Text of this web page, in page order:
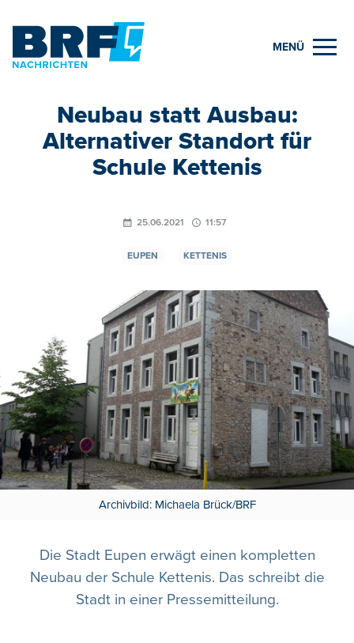
MENÜ
Neubau statt Ausbau:
Alternativer Standort für
Schule Kettenis
25.06.2021 11:57
EUPEN KETTENIS
Archivbild: Michaela Brück/BRF
Die Stadt Eupen erwägt einen kompletten
Neubau der Schule Kettenis. Das schreibt die
Stadt in einer Pressemitteilung.